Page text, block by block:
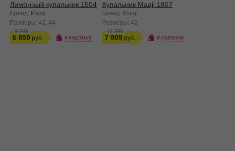
Лимонный купальник 1504
Бренд: Maaji
Размеры: 42 44
9 799
6 859 в корзину
Купальник Maaji 1807
Бренд: Maaji
Размеры: 42
11 299
7 909 в корзину